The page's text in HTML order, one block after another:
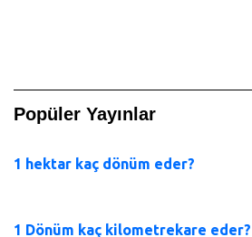
Popüler Yayınlar
1 hektar kaç dönüm eder?
1 Dönüm kaç kilometrekare eder?